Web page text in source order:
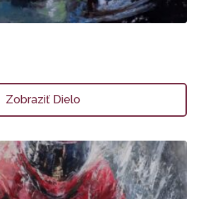
Zobraziť Dielo